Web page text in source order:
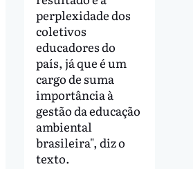
perplexidade dos
coletivos
educadores do
país, já que é um
cargo de suma
importância à
gestão da educação
ambiental
brasileira", diz o
texto.